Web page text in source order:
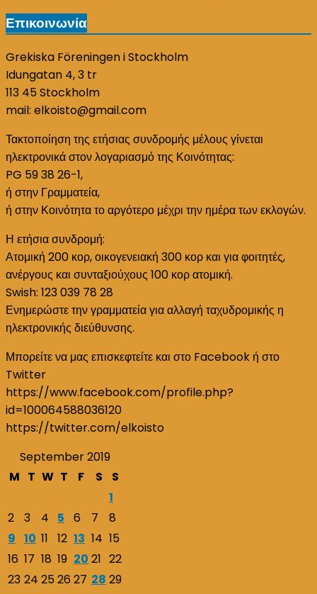
Επικοινωνία
Grekiska Föreningen i Stockholm
Idungatan 4, 3 tr
113 45 Stockholm
mail: elkoisto@gmail.com
Τακτοποίηση της ετήσιας συνδρομής μέλους γίνεται
ηλεκτρονικά στον λογαριασμό της Κοινότητας:
PG 59 38 26-1,
ή στην Γραμματεία,
ή στην Κοινότητα το αργότερο μέχρι την ημέρα των εκλογών.
Η ετήσια συνδρομή:
Ατομική 200 κορ, οικογενειακή 300 κορ και για φοιτητές,
ανέργους και συνταξιούχους 100 κορ ατομική.
Swish: 123 039 78 28
Ενημερώστε την γραμματεία για αλλαγή ταχυδρομικής η
ηλεκτρονικής διεύθυνσης.
Μπορείτε να μας επισκεφτείτε και στο Facebook ή στο
Twitter
https://www.facebook.com/profile.php?
id=100064588036120
https://twitter.com/elkoisto
September 2019
M T W T F S
S
1
2
3 4 5 6 7
8
9 10 11 12 13 14 15
16 17 18 19 20 21 22
23 24 2526 27 28 29